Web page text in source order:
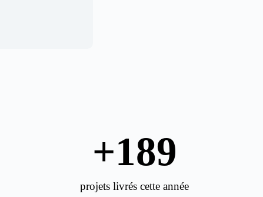
projets livrés cette année
+189